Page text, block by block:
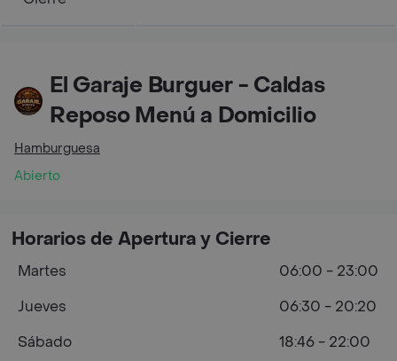
El Garaje Burguer - Caldas
Reposo Menú a Domicilio
Hamburguesa
Abierto
Horarios de Apertura y Cierre
Martes
06:00 - 23:00
Jueves
06:30 - 20:20
Sábado
18:46 - 22:00